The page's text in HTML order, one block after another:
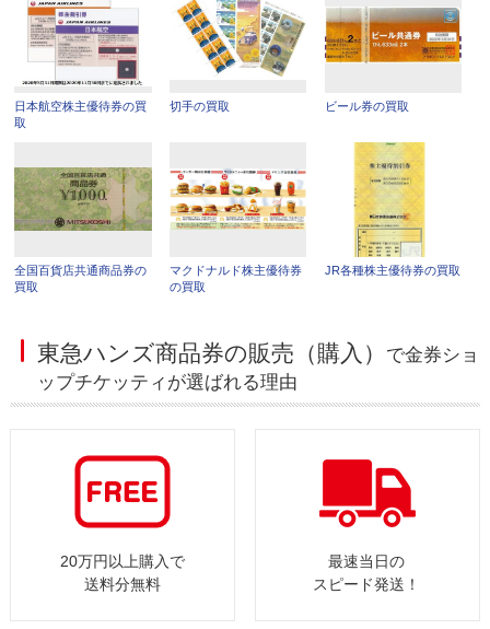
日本航空株主優待券の買
取
切手の買取 ビール券の買取
全国百貨店共通商品券の
買取
マクドナルド株主優待券
の買取
JR各種株主優待券の買取
東急ハンズ商品券の販売（購入）
で金券ショ
ップチケッティが選ばれる理由
20万円以上購入で
送料分無料
最速当日の
スピード発送！